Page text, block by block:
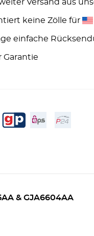
Versand aus
keine Zölle für
einfache
Garantie
& GJA6604AA